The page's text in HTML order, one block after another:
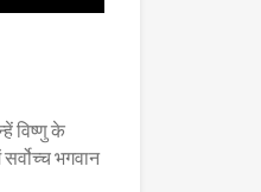
विष्णु के
भगवान